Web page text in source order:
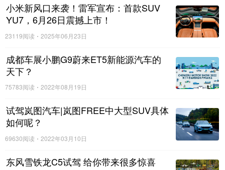
小米新风口来袭！雷军宣布：首款SUV
YU7，6月26日震撼上市！
23119阅读 2025年06月23日
成都车展小鹏G9蔚来ET5新能源汽车的
天下？
75783阅读 2022年08月19日
试驾岚图汽车|岚图FREE中大型SUV具体
如何呢？
69630阅读 2022年03月10日
东风雪铁龙C5试驾 给你带来很多惊喜